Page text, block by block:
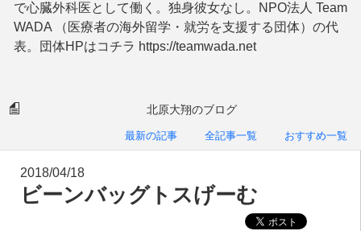
で心臓外科医として働く。独身彼女なし。NPO法人 Team
WADA （医療者の海外留学・就労を支援する団体）の代
表。団体HPはコチラ https://teamwada.net
北原大翔のブログ
最新の記事 全記事一覧 おすすめ一覧
2018/04/18
ビーンバッグトスげーむ